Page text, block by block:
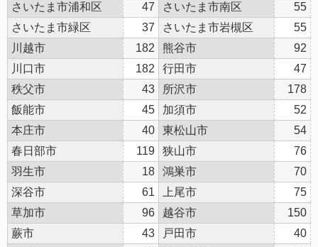
さいたま市浦和区
47 さいたま市南区
55
さいたま市緑区
37 さいたま市岩槻区
55
川越市
182 熊谷市
92
川口市
182 行田市
47
秩父市
43 所沢市
178
飯能市
45 加須市
52
本庄市
40 東松山市
54
春日部市
119 狭山市
76
羽生市
18 鴻巣市
70
深谷市
61 上尾市
75
草加市
96 越谷市
150
蕨市
43 戸田市
40